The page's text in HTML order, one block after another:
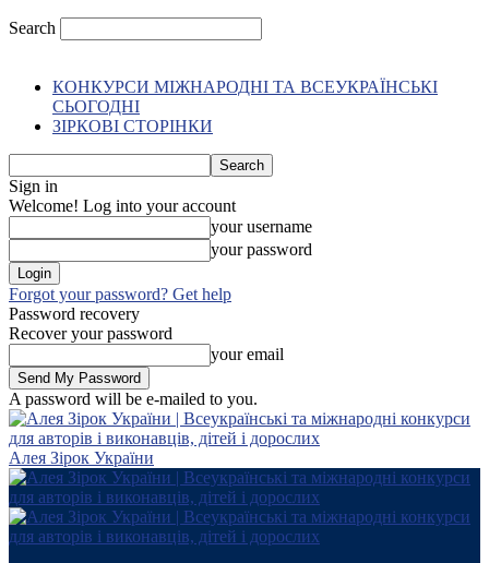
Search
КОНКУРСИ МІЖНАРОДНІ ТА ВСЕУКРАЇНСЬКІ
СЬОГОДНІ
ЗІРКОВІ СТОРІНКИ
Sign in
Welcome! Log into your account
your username
your password
Forgot your password? Get help
Password recovery
Recover your password
your email
A password will be e-mailed to you.
Алея Зірок України